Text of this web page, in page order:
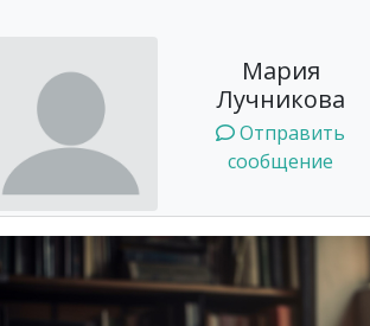
Мария
Лучникова
Отправить
сообщение